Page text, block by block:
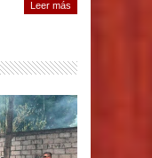
Leer más